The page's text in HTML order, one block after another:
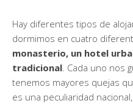
Hay diferentes tipos de
dormimos en cuatro
monasterio, un hotel
tradicional . Cada uno nos
tenemos mayores quejas
es una peculiaridad